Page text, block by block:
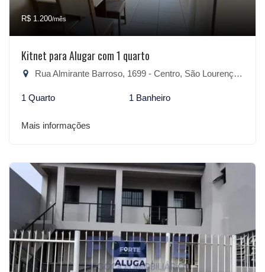
R$ 1.200/mês
Kitnet para Alugar com 1 quarto
Rua Almirante Barroso, 1699 - Centro, São Lourenço do Sul-RS
1 Quarto 1 Banheiro
Mais informações